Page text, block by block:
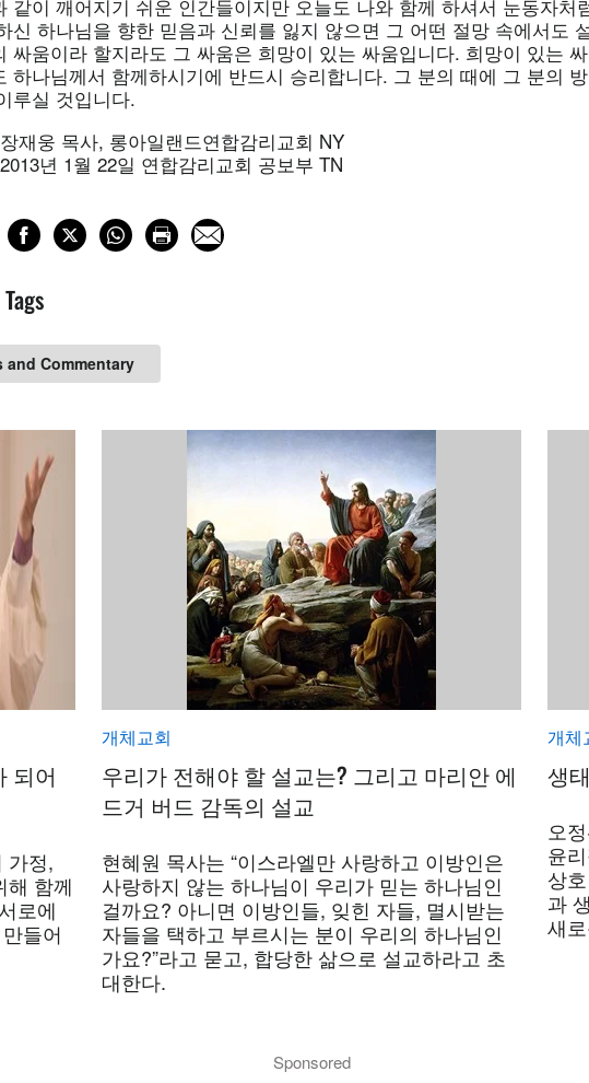
같이 깨어지기 쉬운 인간들이지만 오늘도 나와 함께 하셔서 눈동자처
신 하나님을 향한 믿음과 신뢰를 잃지 않으면 그 어떤 절망 속에서도
싸움이라 할지라도 그 싸움은 희망이 있는 싸움입니다. 희망이 있는
하나님께서 함께하시기에 반드시 승리합니다. 그 분의 때에 그 분의
루실 것입니다.
재웅 목사, 롱아일랜드연합감리교회 NY
년 1월 22일 연합감리교회 공보부 TN
and Commentary
되어
가정,
해 함께
로에
들어
개체교회
우리가 전해야 할 설교는? 그리고 마리안 에
드거 버드 감독의 설교
현혜원 목사는 “이스라엘만 사랑하고 이방인은
사랑하지 않는 하나님이 우리가 믿는 하나님인
걸까요? 아니면 이방인들, 잊힌 자들, 멸시받는
자들을 택하고 부르시는 분이 우리의 하나님인
가요?”라고 묻고, 합당한 삶으로 설교하라고 초
대한다.
개체
생
오
윤
상
과
새
Sponsored